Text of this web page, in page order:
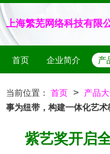
上海繁芜网络科技有限
首页 企业简介 产
当前位置： 首页 > 产品
事为纽带，构建一体化艺
紫艺奖开启